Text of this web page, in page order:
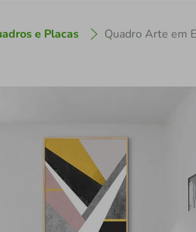
e Placas Quadro Arte em